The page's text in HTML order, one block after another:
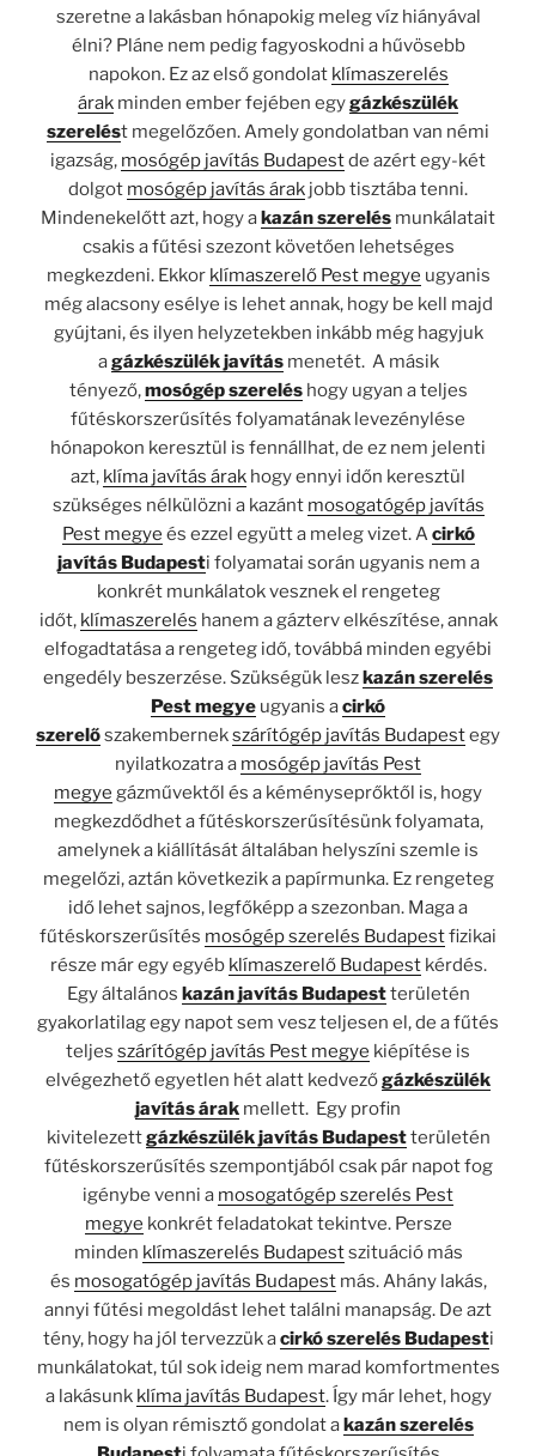
szeretne a lakásban hónapokig meleg víz hiányával
élni? Pláne nem pedig fagyoskodni a hűvösebb
napokon. Ez az első gondolat klímaszerelés
árak minden ember fejében egygázkészülék
szerelést megelőzően. Amely gondolatban van némi
igazság, mosógép javítás Budapestde azért egy-két
dolgot mosógép javítás árak jobb tisztába tenni.
Mindenekelőtt azt, hogy akazán szerelés munkálatait
csakis a fűtési szezont követően lehetséges
megkezdeni. Ekkor klímaszerelő Pest megye ugyanis
még alacsony esélye is lehet annak, hogy be kell majd
gyújtani, és ilyen helyzetekben inkább még hagyjuk
agázkészülék javításmenetét. A másik
tényező,mosógép szereléshogy ugyan a teljes
fűtéskorszerűsítés folyamatának levezénylése
hónapokon keresztül is fennállhat, de ez nem jelenti
azt, klíma javítás árak hogy ennyi időn keresztül
szükséges nélkülözni a kazánt mosogatógép javítás
Pest megye és ezzel együtt a meleg vizet. Acirkó
javítás Budapesti folyamatai során ugyanis nem a
konkrét munkálatok vesznek el rengeteg
időt, klímaszerelés hanem a gázterv elkészítése, annak
elfogadtatása a rengeteg idő, továbbá minden egyébi
engedély beszerzése. Szükségük leszkazán szerelés
Pest megye ugyanis acirkó
szerelőszakembernekszárítógép javítás Budapestegy
nyilatkozatra a mosógép javítás Pest
megye gázművektől és a kéményseprőktől is, hogy
megkezdődhet a fűtéskorszerűsítésünk folyamata,
amelynek a kiállítását általában helyszíni szemle is
megelőzi, aztán következik a papírmunka. Ez rengeteg
idő lehet sajnos, legfőképp a szezonban. Maga a
fűtéskorszerűsítés mosógép szerelés Budapestfizikai
része már egy egyéb klímaszerelő Budapestkérdés.
Egy általános kazán javítás Budapestterületén
gyakorlatilag egy napot sem vesz teljesen el, de a fűtés
teljes szárítógép javítás Pest megye kiépítése is
elvégezhető egyetlen hét alatt kedvezőgázkészülék
javítás árak mellett. Egy profin
kivitelezettgázkészülék javítás Budapestterületén
fűtéskorszerűsítés szempontjából csak pár napot fog
igénybe venni a mosogatógép szerelés Pest
megye konkrét feladatokat tekintve. Persze
minden klímaszerelés Budapestszituáció más
és mosogatógép javítás Budapestmás. Ahány lakás,
annyi fűtési megoldást lehet találni manapság. De azt
tény, hogy ha jól tervezzük acirkó szerelés Budapesti
munkálatokat, túl sok ideig nem marad komfortmentes
a lakásunk klíma javítás Budapest. Így már lehet, hogy
nem is olyan rémisztő gondolat akazán szerelés